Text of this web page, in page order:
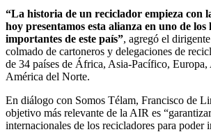
“La historia de un reciclador empieza con
hoy presentamos esta alianza en uno de los
importantes de este país”, agregó el
colmado de cartoneros y delegaciones de
de 34 países de África, Asia-Pacífico,
América del Norte.
En diálogo con Somos Télam, Francisco de
objetivo más relevante de la AIR es
internacionales de los recicladores para poder